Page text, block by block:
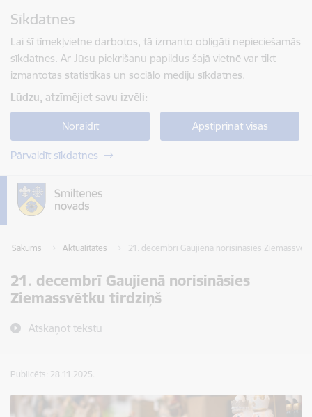
Sīkdatnes
Lai šī tīmekļvietne darbotos, tā izmanto obligāti nepieciešamās
sīkdatnes. Ar Jūsu piekrišanu papildus šajā vietnē var tikt
izmantotas statistikas un sociālo mediju sīkdatnes.
Lūdzu, atzīmējiet savu izvēli:
Noraidīt Apstiprināt visas
Pārvaldīt sīkdatnes
Sākums Aktualitātes 21. decembrī Gaujienā norisināsies
21. decembrī Gaujienā norisināsies
Ziemassvētku tirdziņš
Atskaņot tekstu
Publicēts: 28.11.2025.